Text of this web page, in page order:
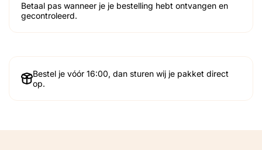
Betaal pas wanneer je je bestelling hebt ontvangen en
gecontroleerd.
Bestel je vóór 16:00, dan sturen wij je pakket direct
op.